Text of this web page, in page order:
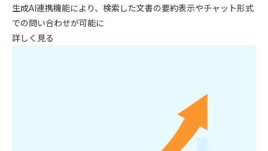
生成AI連携機能により、検索した文書の要約表示やチャット形式
での問い合わせが可能に
詳しく見る